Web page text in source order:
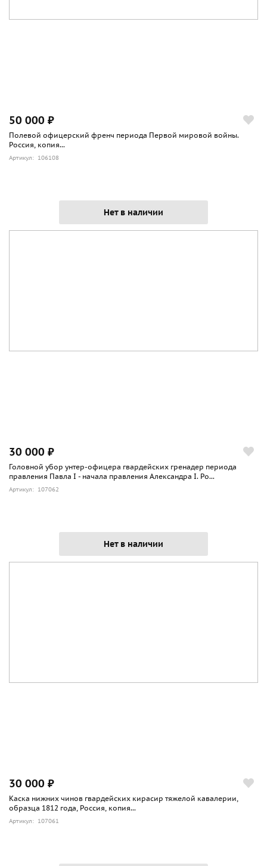
50 000 ₽
Полевой офицерский френч периода Первой мировой войны.
Россия, копия...
Артикул: 106108
Нет в наличии
30 000 ₽
Головной убор унтер-офицера гвардейских гренадер периода
правления Павла I - начала правления Александра I. Ро...
Артикул: 107062
Нет в наличии
30 000 ₽
Каска нижних чинов гвардейских кирасир тяжелой кавалерии,
образца 1812 года, Россия, копия...
Артикул: 107061